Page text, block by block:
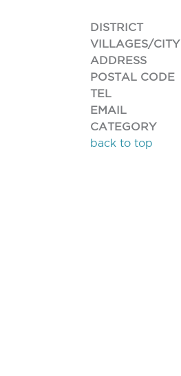
DISTRICT
VILLAGES/CITY
ADDRESS
POSTAL CODE
TEL
EMAIL
CATEGORY
back to top